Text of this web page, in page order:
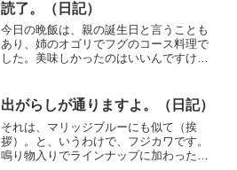
読了。（日記）
今日の晩飯は、親の誕生日と言うことも
あり、姉のオゴリでフグのコース料理で
した。美味しかったのはいいんですけ
齢とかいろんなものを感じました（挨
拶）。と、いうわけで、フジカ...
出がらしが通りますよ。（日記）
それは、マリッジブルーにも似て（挨
拶）。と、いうわけで、フジカワです。
鳴り物入りでラインナップに加わった、